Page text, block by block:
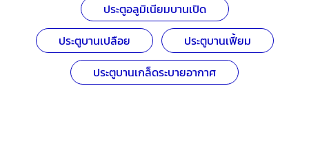
ประตูอลูมิเนียมบานเปิด
ประตูบานเปลือย
ประตูบานเฟี้ยม
ประตูบานเกล็ดระบายอากาศ